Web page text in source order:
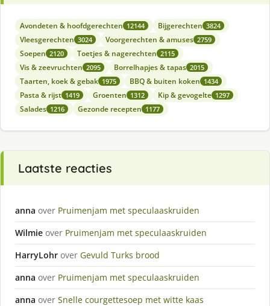
Avondeten & hoofdgerechten 12144 Bijgerechten 3824
Vleesgerechten 3024 Voorgerechten & amuses 2759
Soepen 2120 Toetjes & nagerechten 2115
Vis & zeevruchten 2095 Borrelhapjes & tapas 2015
Taarten, koek & gebak 1975 BBQ & buiten koken 1434
Pasta & rijst 1419 Groenten 1312 Kip & gevogelte 1297
Salades 1216 Gezonde recepten 1177
Laatste reacties
anna over Pruimenjam met speculaaskruiden
Wilmie over Pruimenjam met speculaaskruiden
HarryLohr over Gevuld Turks brood
anna over Pruimenjam met speculaaskruiden
anna over Snelle courgettesoep met witte kaas